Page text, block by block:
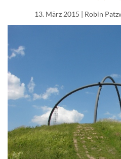
13. März 2015 | Robin